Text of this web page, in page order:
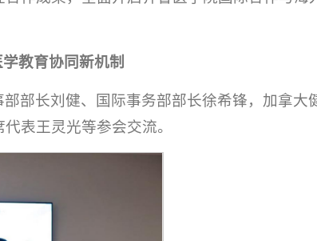
教育协同新机制
部长刘健、国际事务部部长徐希锋，加拿大
表王灵光等参会交流。